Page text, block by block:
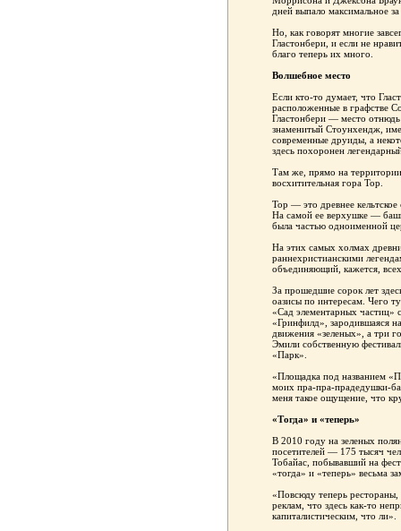
дней выпало максимальное
Но, как говорят многие
Гластонбери, и если не
благо теперь их много.
Волшебное место
Если кто-то думает, что
расположенные в графстве
Гластонбери — место
знаменитый Стоунхендж,
современные друиды, а
здесь похоронен
Там же, прямо на
восхитительная гора Тор.
Тор — это древнее
На самой ее верхушке —
была частью одноименной
На этих самых холмах
раннехристианскими
объединяющий, кажется,
За прошедшие сорок лет
оазисы по интересам. Чего
«Сад элементарных частиц»
«Гринфилд», зародившаяся
движения «зеленых», а три
Эмили собственную
«Парк».
«Площадка под названием
моих пра-пра-прадедушки-
меня такое ощущение, что
«Тогда» и «теперь»
В 2010 году на зеленых
посетителей — 175 тысяч
Тобайас, побывавший на
«тогда» и «теперь» весьма
«Повсюду теперь
реклам, что здесь как-то
капиталистическим, что ли».